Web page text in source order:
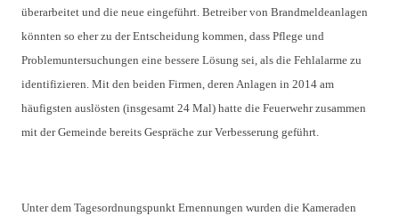
überarbeitet und die neue eingeführt. Betreiber von Brandmeldeanlagen
könnten so eher zu der Entscheidung kommen, dass Pflege und
Problemuntersuchungen eine bessere Lösung sei, als die Fehlalarme zu
identifizieren. Mit den beiden Firmen, deren Anlagen in 2014 am
häufigsten auslösten (insgesamt 24 Mal) hatte die Feuerwehr zusammen
mit der Gemeinde bereits Gespräche zur Verbesserung geführt.
Unter dem Tagesordnungspunkt Ernennungen wurden die Kameraden